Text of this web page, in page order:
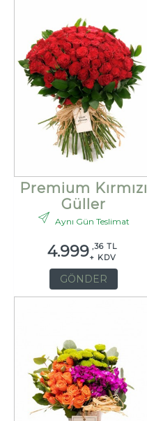
Premium Kırmızı
Güller
Aynı Gün Teslimat
4.999 ,36 TL
+ KDV
GÖNDER